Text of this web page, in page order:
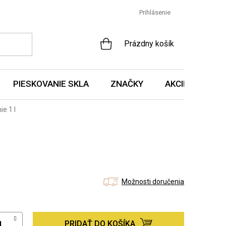
Prihlásenie
NÁKUPNÝ
Prázdny košík
PIESKOVANIE SKLA ZNAČKY AKCIE A
1 l
Možnosti doručenia
PRIDAŤ DO KOŠÍKA